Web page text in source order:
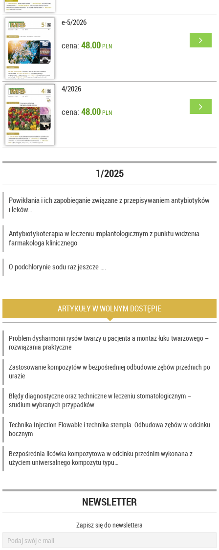
e-5/2026
cena: 48.00PLN
4/2026
cena: 48.00PLN
1/2025
Powikłania i ich zapobieganie związane z przepisywaniem antybiotyków
i leków…
Antybiotykoterapia w leczeniu implantologicznym z punktu widzenia
farmakologa klinicznego
O podchlorynie sodu raz jeszcze ….
ARTYKUŁY W WOLNYM DOSTĘPIE
Problem dysharmonii rysów twarzy u pacjenta a montaż łuku twarzowego –
rozwiązania praktyczne
Zastosowanie kompozytów w bezpośredniej odbudowie zębów przednich po
urazie
Błędy diagnostyczne oraz techniczne w leczeniu stomatologicznym –
studium wybranych przypadków
Technika Injection Flowable i technika stempla. Odbudowa zębów w odcinku
bocznym
Bezpośrednia licówka kompozytowa w odcinku przednim wykonana z
użyciem uniwersalnego kompozytu typu…
NEWSLETTER
Zapisz się do newslettera